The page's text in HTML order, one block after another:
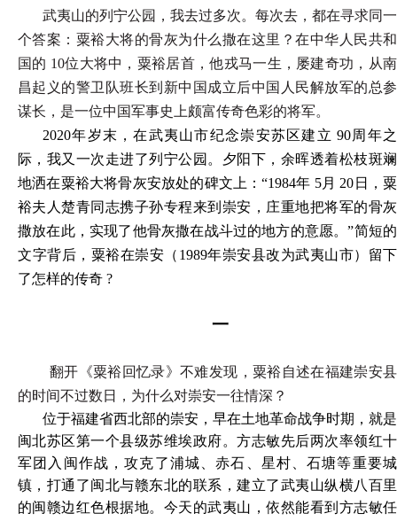
武夷山的列宁公园，我去过多次。每次去，都在寻求同一
个答案：粟裕大将的骨灰为什么撒在这里？在中华人民共和
国的 10位大将中，粟裕居首，他戎马一生，屡建奇功，从南
昌起义的警卫队班长到新中国成立后中国人民解放军的总参
谋长，是一位中国军事史上颇富传奇色彩的将军。
2020年岁末，在武夷山市纪念崇安苏区建立 90周年之
际，我又一次走进了列宁公园。夕阳下，余晖透着松枝斑斓
地洒在粟裕大将骨灰安放处的碑文上：“1984年 5月 20日，粟
裕夫人楚青同志携子孙专程来到崇安，庄重地把将军的骨灰
撒放在此，实现了他骨灰撒在战斗过的地方的意愿。”简短的
文字背后，粟裕在崇安（1989年崇安县改为武夷山市）留下
了怎样的传奇 ?
一
翻开《粟裕回忆录》不难发现，粟裕自述在福建崇安县
的时间不过数日，为什么对崇安一往情深？
位于福建省西北部的崇安，早在土地革命战争时期，就是
闽北苏区第一个县级苏维埃政府。方志敏先后两次率领红十
军团入闽作战，攻克了浦城、赤石、星村、石塘等重要城
镇，打通了闽北与赣东北的联系，建立了武夷山纵横八百里
的闽赣边红色根据地。今天的武夷山，依然能看到方志敏任